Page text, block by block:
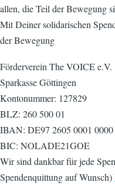
allen, die Teil der Bewegung
Mit Deiner solidarischen
der Bewegung
Förderverein The VOICE e.V.
Sparkasse Göttingen
Kontonummer: 127829
BLZ: 260 500 01
IBAN: DE97 2605 0001 0000
BIC: NOLADE21GOE
Wir sind dankbar für jede
Spendenquittung auf Wunsch)